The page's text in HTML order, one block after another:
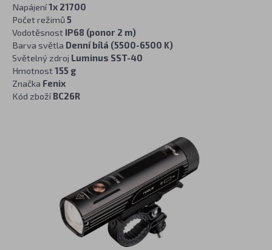
Napájení1x 21700
Počet režimů5
Vodotěsnost IP68 (ponor 2 m)
Barva světla Denní bílá (5500-6500 K)
Světelný zdroj Luminus SST-40
Hmotnost155 g
Značka Fenix
Kód zbožíBC26R